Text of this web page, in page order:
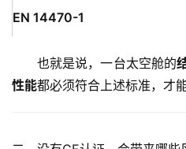
EN 14470-1
也就是说，一台太空舱的
性能都必须符合上述标准，才